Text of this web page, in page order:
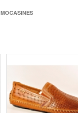
MOCASINES